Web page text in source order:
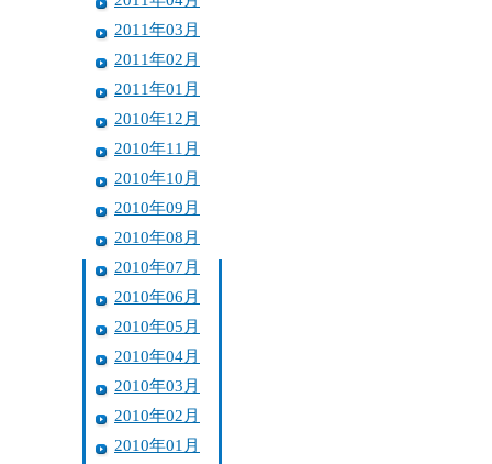
2011年03月
2011年02月
2011年01月
2010年12月
2010年11月
2010年10月
2010年09月
2010年08月
2010年07月
2010年06月
2010年05月
2010年04月
2010年03月
2010年02月
2010年01月